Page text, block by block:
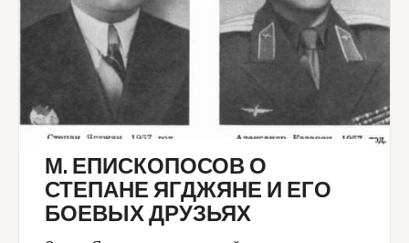
М. ЕПИСКОПОСОВ О
СТЕПАНЕ ЯГДЖЯНЕ И ЕГО
БОЕВЫХ ДРУЗЬЯХ